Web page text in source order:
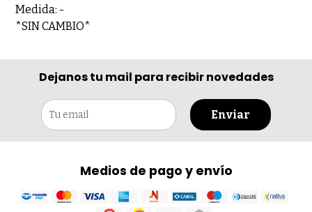
Medida: -
*SIN CAMBIO*
Dejanos tu mail para recibir novedades
Enviar
Medios de pago y envío